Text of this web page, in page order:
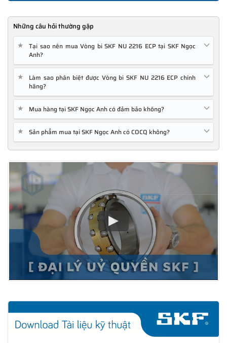
Những câu hỏi thường gặp
★
Tại sao nên mua Vòng bi SKF NU 2216 ECP tại SKF Ngọc
Anh?
★
Làm sao phân biệt được Vòng bi SKF NU 2216 ECP chính
hãng?
★ Mua hàng tại SKF Ngọc Anh có đảm bảo không?
★ Sản phẩm mua tại SKF Ngọc Anh có COCQ không?